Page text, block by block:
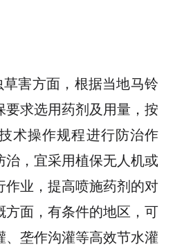
害方面，根据当地马铃
要求选用药剂及用量，按
术操作规程进行防治作
治，宜采用植保无人机或
作业，提高喷施药剂的对
方面，有条件的地区，可
、垄作沟灌等高效节水灌